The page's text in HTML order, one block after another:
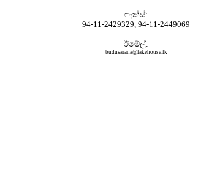
ෆැක්ස්:
94-11-2429329, 94-11-2449069
ඊමේල්:
budusarana@lakehouse.lk